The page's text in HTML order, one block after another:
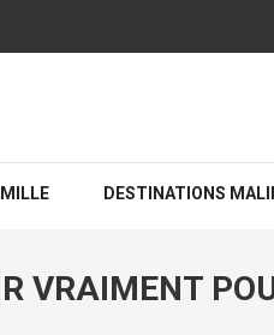
DESTINATIONS
VRAIMENT